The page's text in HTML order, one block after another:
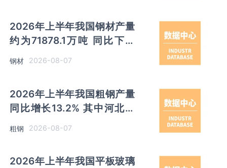
2026年上半年我国钢材产量
约为71878.1万吨 同比下降
排名第一
钢材 2026-08-07
2026年上半年我国粗钢产量
同比增长13.2% 其中河北产
粗钢 2026-08-07
2026年上半年我国平板玻璃